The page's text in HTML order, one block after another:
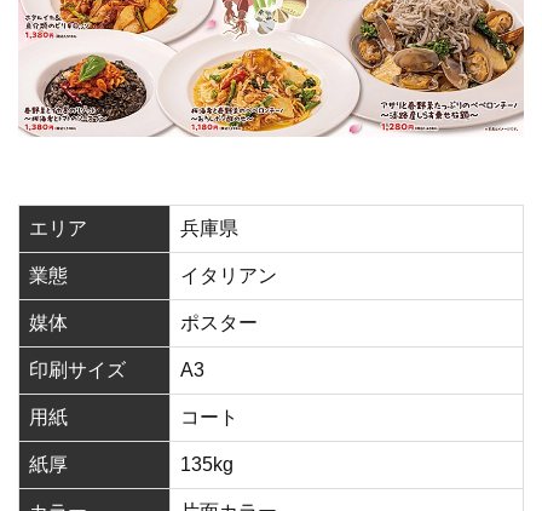
エリア 兵庫県
業態 イタリアン
媒体 ポスター
印刷サイズ A3
用紙 コート
紙厚 135kg